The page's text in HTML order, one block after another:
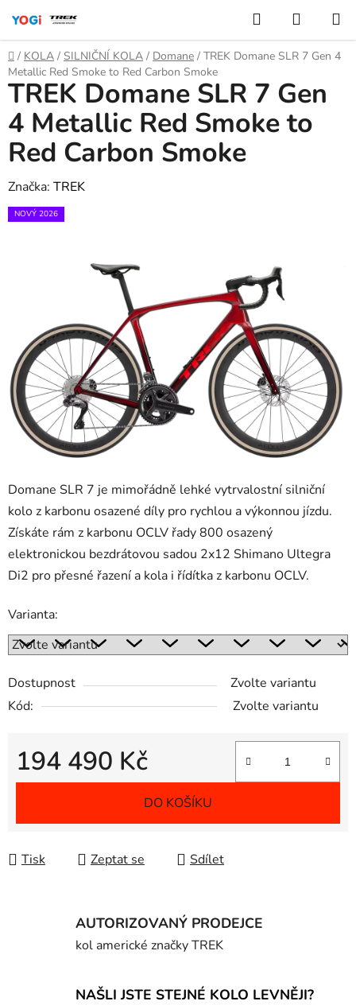
obsah
Hledat
KOŠÍK
Domů
/ KOLA / SILNIČNÍ KOLA / Domane / TREK Domane SLR 7 Gen 4
Metallic Red Smoke to Red Carbon Smoke
Domane SLR 7 je mimořádně lehké vytrvalostní silniční
kolo z karbonu osazené díly pro rychlou a výkonnou jízdu.
Získáte rám z karbonu OCLV řady 800 osazený
elektronickou bezdrátovou sadou 2x12 Shimano Ultegra
Di2 pro přesné řazení a kola i řídítka z karbonu OCLV.
Varianta:
Dostupnost
Zvolte variantu
Kód:
Zvolte variantu
194 490 Kč
Měrná cena:
DO KOŠÍKU
Tisk Zeptat se Sdílet
TREK Domane SLR 7 Gen
4 Metallic Red Smoke to
Red Carbon Smoke
Značka: TREK
NOVÝ 2026
AUTORIZOVANÝ PRODEJCE
kol americké značky TREK
NAŠLI JSTE STEJNÉ KOLO LEVNĚJI?